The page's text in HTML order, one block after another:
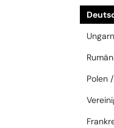
—
GV40098U - 01A -
Polen